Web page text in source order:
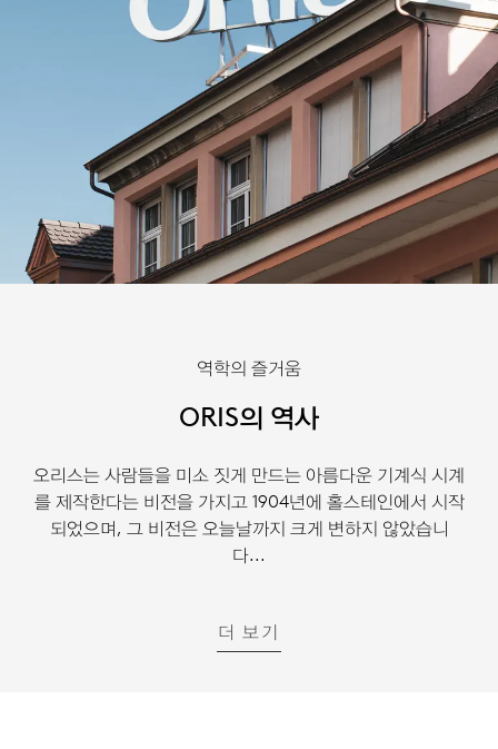
역학의 즐거움
ORIS의 역사
오리스는 사람들을 미소 짓게 만드는 아름다운 기계식 시계
를 제작한다는 비전을 가지고 1904년에 홀스테인에서 시작
되었으며, 그 비전은 오늘날까지 크게 변하지 않았습니
다...
더 보기